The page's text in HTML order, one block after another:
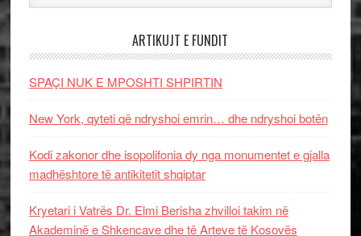
ARTIKUJT E FUNDIT
SPAÇI NUK E MPOSHTI SHPIRTIN
New York, qyteti që ndryshoi emrin… dhe ndryshoi botën
Kodi zakonor dhe isopolifonia dy nga monumentet e gjalla
madhështore të antikitetit shqiptar
Kryetari i Vatrës Dr. Elmi Berisha zhvilloi takim në
Akademinë e Shkencave dhe të Arteve të Kosovës